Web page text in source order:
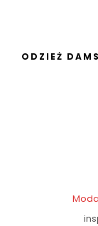
ODZIEŻ
Moda